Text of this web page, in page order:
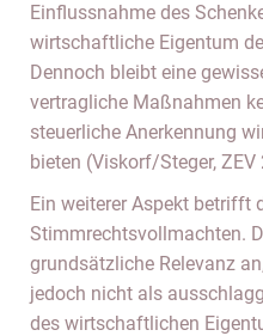
Einflussnahme des
wirtschaftliche Eigentum
Dennoch bleibt eine
vertragliche Maßnahmen
steuerliche Anerkennung
bieten (Viskorf/Steger, ZEV
Ein weiterer Aspekt betrifft
Stimmrechtsvollmachten.
grundsätzliche Relevanz
jedoch nicht als
des wirtschaftlichen